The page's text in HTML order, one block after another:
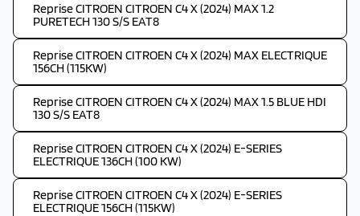
Reprise CITROEN CITROEN C4 X (2024) MAX 1.2
PURETECH 130 S/S EAT8
Reprise CITROEN CITROEN C4 X (2024) MAX ELECTRIQUE
156CH (115KW)
Reprise CITROEN CITROEN C4 X (2024) MAX 1.5 BLUE HDI
130 S/S EAT8
Reprise CITROEN CITROEN C4 X (2024) E-SERIES
ELECTRIQUE 136CH (100 KW)
Reprise CITROEN CITROEN C4 X (2024) E-SERIES
ELECTRIQUE 156CH (115KW)